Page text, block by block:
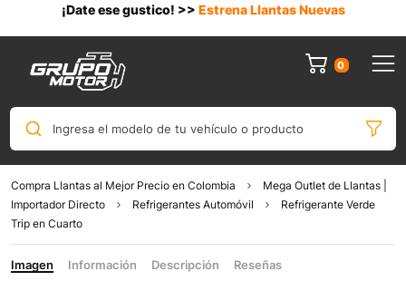
¡Date ese gustico! >> Estrena Llantas Nuevas
0
Ingresa el modelo de tu vehículo o producto
Compra Llantas al Mejor Precio en Colombia
Mega Outlet de Llantas |
Importador Directo
Refrigerantes Automóvil
Refrigerante Verde
Trip en Cuarto
Imagen Información Descripción Reseñas